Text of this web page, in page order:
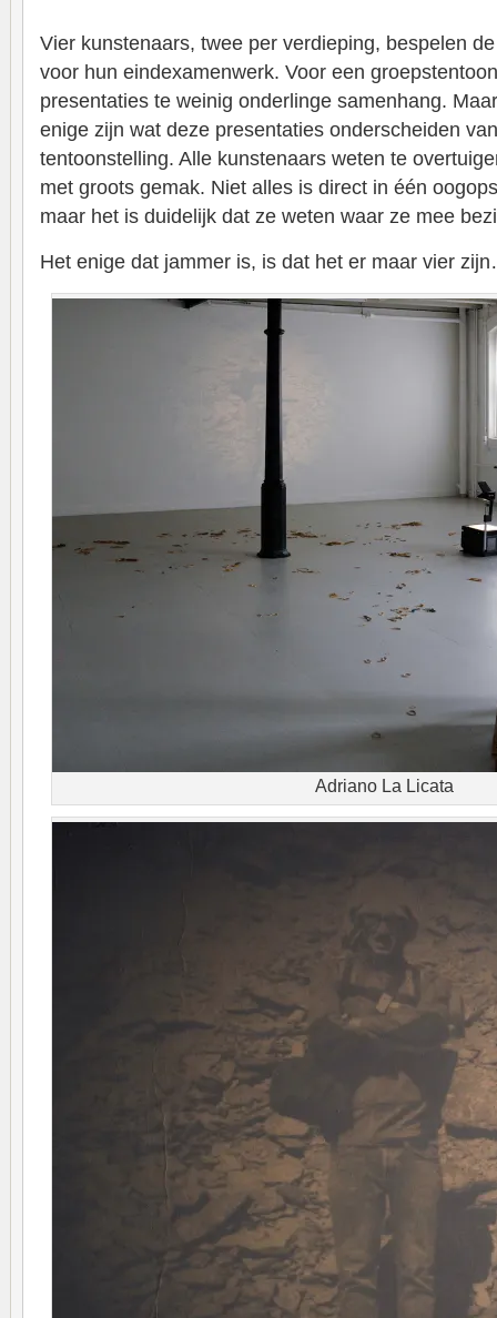
Vier kunstenaars, twee per verdieping, bespelen
voor hun eindexamenwerk. Voor een
presentaties te weinig onderlinge samenhang.
enige zijn wat deze presentaties onderscheiden
tentoonstelling. Alle kunstenaars weten te
met groots gemak. Niet alles is direct in één
maar het is duidelijk dat ze weten waar ze mee
Het enige dat jammer is, is dat het er maar vier
Adriano La Licata